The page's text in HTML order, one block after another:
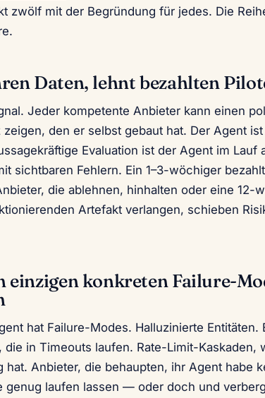
zwölf mit der Begründung für jedes. Die
Daten, lehnt bezahlten
Jeder kompetente Anbieter kann einen
zeigen, den er selbst gebaut hat. Der Agent
Evaluation ist der Agent im Lauf
sichtbaren Fehlern. Ein 1–3-wöchiger
die ablehnen, hinhalten oder eine 12-
Artefakt verlangen, schieben
einzigen konkreten Failure-
hat Failure-Modes. Halluzinierte Entitäten.
die in Timeouts laufen. Rate-Limit-Kaskaden,
hat. Anbieter, die behaupten, ihr Agent habe
genug laufen lassen — oder doch und